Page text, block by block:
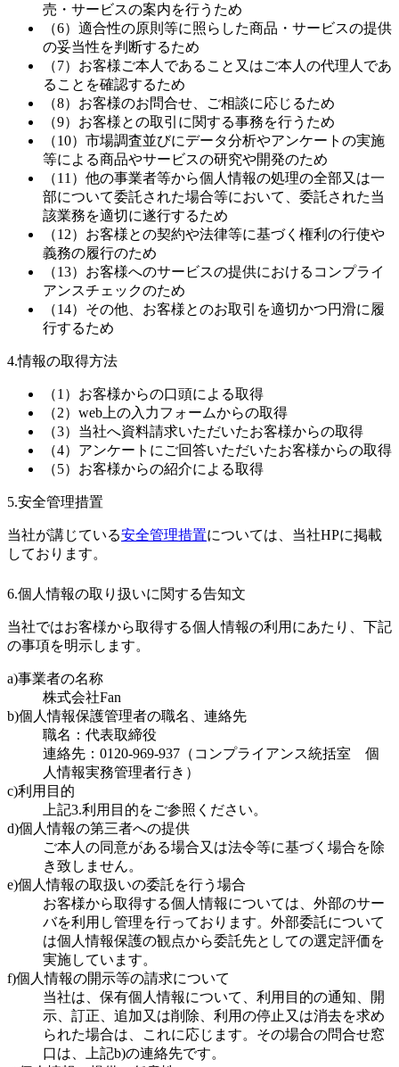
売・サービスの案内を行うため
（6）適合性の原則等に照らした商品・サービスの提供
の妥当性を判断するため
（7）お客様ご本人であること又はご本人の代理人であ
ることを確認するため
（8）お客様のお問合せ、ご相談に応じるため
（9）お客様との取引に関する事務を行うため
（10）市場調査並びにデータ分析やアンケートの実施
等による商品やサービスの研究や開発のため
（11）他の事業者等から個人情報の処理の全部又は一
部について委託された場合等において、委託された当
該業務を適切に遂行するため
（12）お客様との契約や法律等に基づく権利の行使や
義務の履行のため
（13）お客様へのサービスの提供におけるコンプライ
アンスチェックのため
（14）その他、お客様とのお取引を適切かつ円滑に履
行するため
4.情報の取得方法
（1）お客様からの口頭による取得
（2）web上の入力フォームからの取得
（3）当社へ資料請求いただいたお客様からの取得
（4）アンケートにご回答いただいたお客様からの取得
（5）お客様からの紹介による取得
5.安全管理措置
当社が講じている安全管理措置については、当社HPに掲載
しております。
6.個人情報の取り扱いに関する告知文
当社ではお客様から取得する個人情報の利用にあたり、下記
の事項を明示します。
a)事業者の名称
株式会社Fan
b)個人情報保護管理者の職名、連絡先
職名：代表取締役
連絡先：0120-969-937（コンプライアンス統括室 個
人情報実務管理者行き）
c)利用目的
上記3.利用目的をご参照ください。
d)個人情報の第三者への提供
ご本人の同意がある場合又は法令等に基づく場合を除
き致しません。
e)個人情報の取扱いの委託を行う場合
お客様から取得する個人情報については、外部のサー
バを利用し管理を行っております。外部委託について
は個人情報保護の観点から委託先としての選定評価を
実施しています。
f)個人情報の開示等の請求について
当社は、保有個人情報について、利用目的の通知、開
示、訂正、追加又は削除、利用の停止又は消去を求め
られた場合は、これに応じます。その場合の問合せ窓
口は、上記b)の連絡先です。